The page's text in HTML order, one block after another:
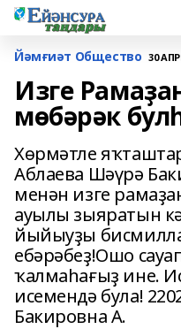
Йәмғиәт Общество 30
Изге
мөбәрәк
Хөрмәтле
Аблаева Шәүрә
менән изге
ауылы зыяратын
йыйыуҙы
ебәрәбеҙ!Ошо
ҡалмаһағыҙ ине.
исемендә була!
Бакировна А.